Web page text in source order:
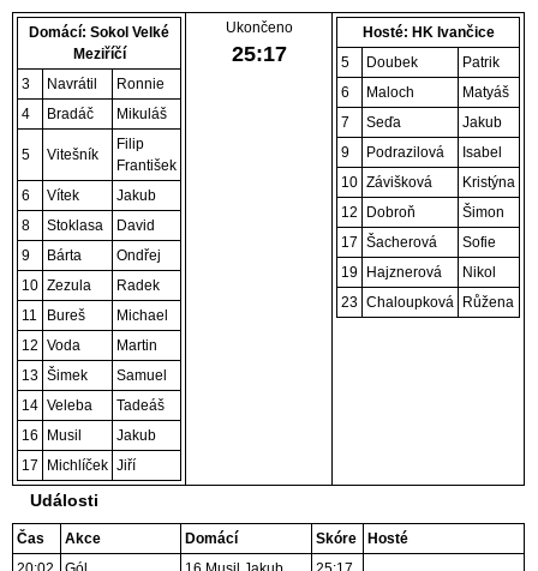
Domácí: Sokol Velké
Meziříčí
3
Navrátil
Ronnie
4
Bradáč Mikuláš
5 Vitešník
Filip
František
6
Vítek
Jakub
8
Stoklasa
David
9
Bárta
Ondřej
10 Zezula
Radek
11
Bureš
Michael
12
Voda
Martin
13 Šimek
Samuel
14 Veleba
Tadeáš
16
Musil
Jakub
17
Michlíček Jiří
Ukončeno
25:17
Hosté: HK Ivančice
5
Doubek
Patrik
6
Maloch
Matyáš
7
Seďa
Jakub
9
Podrazilová
Isabel
10 Závišková
Kristýna
12
Dobroň
Šimon
17
Šacherová
Sofie
19
Hajznerová
Nikol
23 Chaloupková Růžena
Události
Čas Akce Domácí Skóre
Hosté